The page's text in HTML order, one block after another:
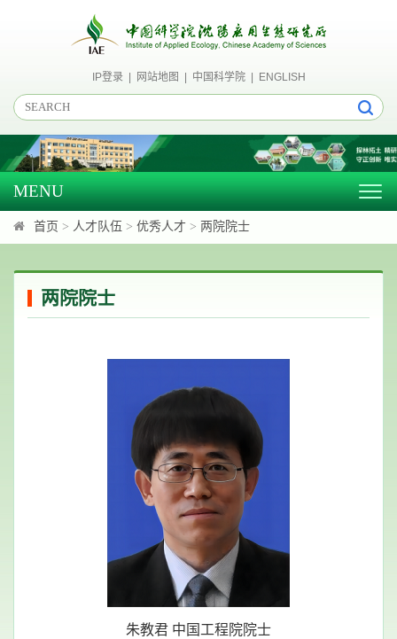
IP登录| 网站地图 中国科学院| ENGLISH
MENU
首页 > 人才队伍 > 优秀人才 > 两院院士
两院院士
朱教君 中国工程院院士